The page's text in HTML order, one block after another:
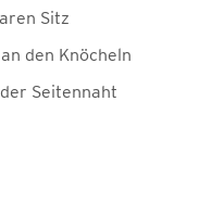
Sitz
den Knöcheln
Seitennaht